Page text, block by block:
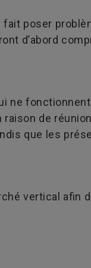
poser
d’abord
ne
de
que les
vertical afin